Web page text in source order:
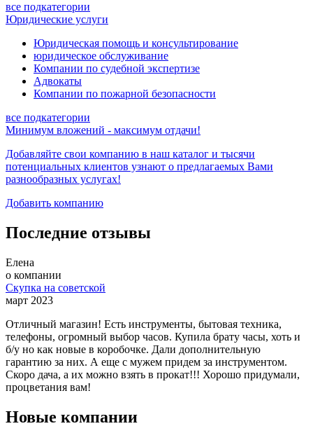
все подкатегории
Юридические услуги
Юридическая помощь и консультирование
юридическое обслуживание
Компании по судебной экспертизе
Адвокаты
Компании по пожарной безопасности
все подкатегории
Минимум вложений - максимум отдачи!
Добавляйте свои компанию в наш каталог и тысячи
потенциальных клиентов узнают о предлагаемых Вами
разнообразных услугах!
Добавить компанию
Последние отзывы
Елена
о компании
Скупка на советской
март 2023
Отличный магазин! Есть инструменты, бытовая техника,
телефоны, огромный выбор часов. Купила брату часы, хоть и
б/у но как новые в коробочке. Дали дополнительную
гарантию за них. А еще с мужем придем за инструментом.
Скоро дача, а их можно взять в прокат!!! Хорошо придумали,
процветания вам!
Новые компании